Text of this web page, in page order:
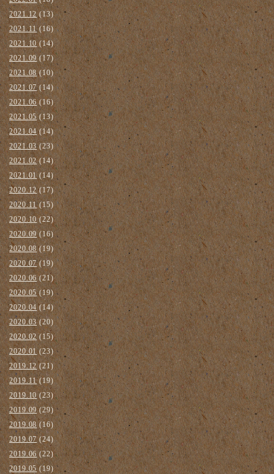
2021.12(13)
2021.11(16)
2021.10(14)
2021.09(17)
2021.08 (10)
2021.07(14)
2021.06(16)
2021.05 (13)
2021.04(14)
2021.03(23)
2021.02 (14)
2021.01(14)
2020.12(17)
2020.11(15)
2020.10 (22)
2020.09(16)
2020.08(19)
2020.07(19)
2020.06(21)
2020.05(19)
2020.04 (14)
2020.03(20)
2020.02 (15)
2020.01(23)
2019.12(21)
2019.11(19)
2019.10 (23)
2019.09(29)
2019.08(16)
2019.07(24)
2019.06 (22)
2019.05(19)